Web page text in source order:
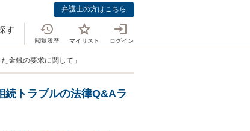
弁護士の方はこちら
す
閲覧履歴 マイリスト ログイン
金銭の要求に関して」
続トラブルの法律Q&Aラ